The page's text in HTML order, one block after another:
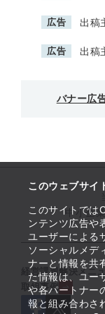
このウェブサイ
このサイトでは
ンテンツ広告や
ユーザーによる
ソーシャルメデ
ナーと情報を共
た情報は、ユー
や各パートナー
報と組み合わさ
広告 出稿
広告 出稿
バナー広
中小企
経営課題解決メニ
取組事例